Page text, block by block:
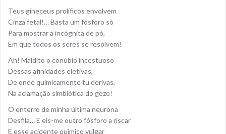
Teus gineceus prolíficos envolvem
Cinza fetal!… Basta um fósforo só
Para mostrar a incógnita de pó,
Em que todos os seres se resolvem!
Ah! Maldito o conúbio incestuoso
Dessas afinidades eletivas,
De onde quimicamente tu derivas,
Na aclamação simbiótica do gozo!
O enterro de minha última neurona
Desfila… E eis-me outro fósforo a riscar
E esse acidente químico vulgar